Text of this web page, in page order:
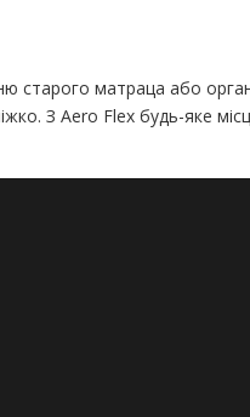
старого матраца або
З Aero Flex будь-яке